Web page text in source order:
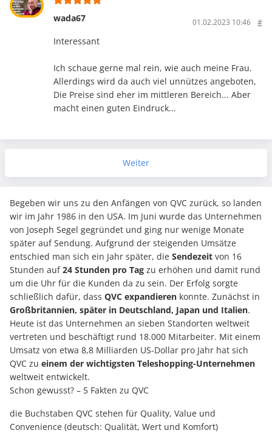
wada67 01.02.2023 10:46 #
Interessant
Ich schaue gerne mal rein, wie auch meine Frau.
Allerdings wird da auch viel unnützes angeboten,
Die Preise sind eher im mittleren Bereich... Aber
macht einen guten Eindruck...
Weiter
Begeben wir uns zu den Anfängen von QVC zurück, so landen
wir im Jahr 1986 in den USA. Im Juni wurde das Unternehmen
von Joseph Segel gegründet und ging nur wenige Monate
später auf Sendung. Aufgrund der steigenden Umsätze
entschied man sich ein Jahr später, die Sendezeit von 16
Stunden auf24 Stunden pro Tag zu erhöhen und damit rund
um die Uhr für die Kunden da zu sein. Der Erfolg sorgte
schließlich dafür, dass QVC expandieren konnte. Zunächst in
Großbritannien, später in Deutschland, Japan und Italien.
Heute ist das Unternehmen an sieben Standorten weltweit
vertreten und beschäftigt rund 18.000 Mitarbeiter. Mit einem
Umsatz von etwa 8,8 Milliarden US-Dollar pro Jahr hat sich
QVC zu einem der wichtigsten Teleshopping-Unternehmen
weltweit entwickelt.
Schon gewusst? – 5 Fakten zu QVC
die Buchstaben QVC stehen für Quality, Value und
Convenience (deutsch: Qualität, Wert und Komfort)